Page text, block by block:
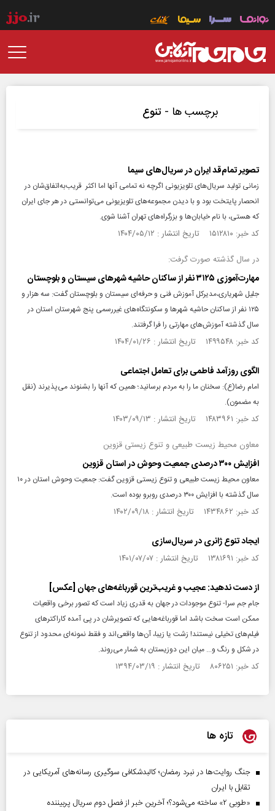
برچسب ها - تنوع
تصویر تمام‌قد ایران در سریال‌های سیما
زمانی تولید سریال‌های تلویزیونی اگرچه نه تمامی آنها اما اکثر قریب‌به‌اتفاق‌شان در
انحصار پایتخت بود و با دیدن مجموعه‌های تلویزیونی می‌توانستی در هر جای ایران
که هستی، با نام خیابان‌ها و بزرگراه‌های تهران آشنا شوی.
کد خبر: ۱۵۱۲۸۱۰ تاریخ انتشار : ۱۴۰۴/۰۵/۱۲
در سال گذشته صورت گرفت:
مهارت‌آموزی ۳۱۲۵ نفر از ساکنان حاشیه شهر‌های سیستان و بلوچستان
جلیل شهریاری،مدیرکل آموزش فنی و حرفه‌ای سیستان و بلوچستان گفت: سه هزار و
۱۲۵ نفر از ساکنان حاشیه شهر‌ها و سکونتگاه‌های غیررسمی پنج شهرستان استان در
سال گذشته آموزش‌های مهارتی را فرا گرفتند.
کد خبر: ۱۴۹۹۵۴۸ تاریخ انتشار : ۱۴۰۴/۰۱/۲۶
الگوی روزآمد فاطمی برای تعامل اجتماعی
امام رضا(ع): سخنان ما را به مردم برسانید؛ همین که آنها را بشنوند می‌پذیرند (نقل
به مضمون).
کد خبر: ۱۴۸۳۹۶۱ تاریخ انتشار : ۱۴۰۳/۰۹/۱۳
معاون محیط زیست طبیعی و تنوع زیستی قزوین
افزایش ۳۰۰ درصدی جمعیت وحوش در استان قزوین
معاون محیط زیست طبیعی و تنوع زیستی قزوین گفت: جمعیت وحوش استان در ۱۰
سال گذشته با افزایش ۳۰۰ درصدی روبرو بوده است.
کد خبر: ۱۴۳۴۸۶۲ تاریخ انتشار : ۱۴۰۲/۰۹/۱۸
ایجاد تنوع ژانری در سریال‌سازی
کد خبر: ۱۳۸۱۶۹۱ تاریخ انتشار : ۱۴۰۱/۰۷/۰۷
از دست ندهید: عجیب و غریب‌ترین قورباغه‌های جهان [عکس]
جام جم سرا- تنوع موجودات در جهان به قدری زیاد است که تصور برخی واقعیات
ممکن است سخت باشد اما قورباغه‌هایی که تصویرشان در پی آمده کاراکترهای
فیلم‌های تخیلی نیستند! زشت یا زیبا، آن‌ها واقعی‌اند و فقط نمونه‌ای محدود از تنوع
در شکل و رنگ و... میان این دوزیستان به شمار می‌روند.
کد خبر: ۸۰۶۲۵۱ تاریخ انتشار : ۱۳۹۴/۰۳/۱۹
تازه ها
جنگ روایت‌ها در نبرد رمضان؛ کالبدشکافی سوگیری رسانه‌های آمریکایی در
تقابل با ایران
«طوبی ۲» ساخته می‌شود؟؛ آخرین خبر از فصل دوم سریال پربیننده